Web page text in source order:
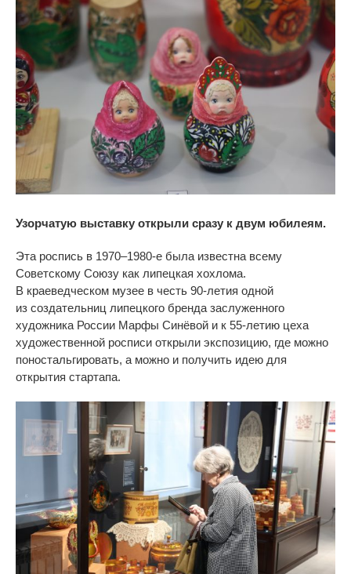
Узорчатую выставку открыли сразу к двум юбилеям.
Эта роспись в 1970–1980-е была известна всему
Советскому Союзу как липецкая хохлома.
В краеведческом музее в честь 90-летия одной
из создательниц липецкого бренда заслуженного
художника России Марфы Синёвой и к 55-летию цеха
художественной росписи открыли экспозицию, где можно
поностальгировать, а можно и получить идею для
открытия стартапа.